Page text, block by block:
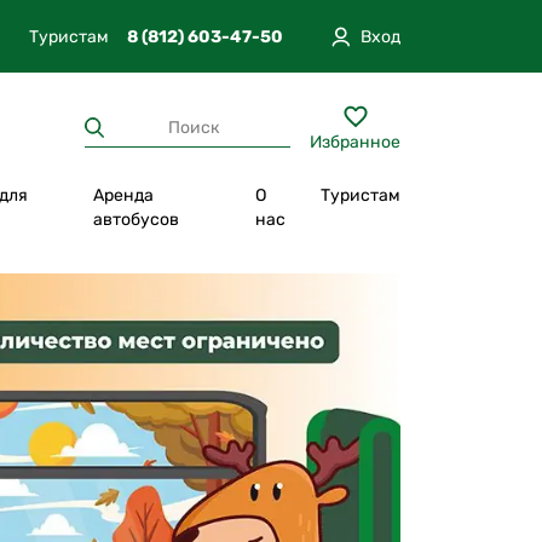
Туристам 8 (812) 603-47-50 Вход
Избранное
Прогулки по экотропам
Круизы
Отдых в глэмпинге
Уникальная программа
Повышенный комфорт
Интересно с детьми
Из Санкт-Петербурга
Из Петрозаводска
Из Сортавала
Из Екатеринбурга
Аренда
автобусов
О
нас
Туристам